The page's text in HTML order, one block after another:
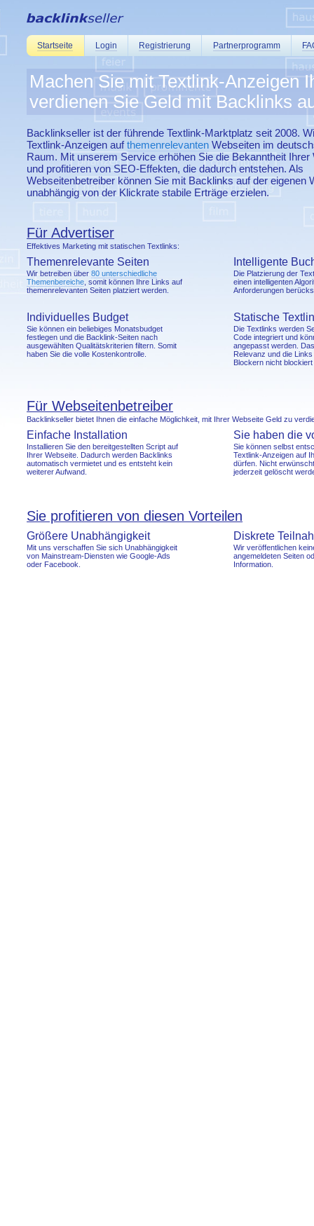
Startseite Login Registrierung Partnerprogramm
Machen Sie mit Textlink-Anzeigen
verdienen Sie Geld mit Backlinks
Backlinkseller ist der führende Textlink-Marktplatz seit 2008.
Textlink-Anzeigen aufthemenrelevanten Webseiten im
Raum. Mit unserem Service erhöhen Sie die Bekanntheit Ihrer
und profitieren von SEO-Effekten, die dadurch entstehen. Als
Webseitenbetreiber können Sie mit Backlinks auf der eigenen
unabhängig von der Klickrate stabile Erträge erzielen.
Für Advertiser
Effektives Marketing mit statischen Textlinks:
Themenrelevante Seiten
Wir betreiben über80 unterschiedliche
Themenbereiche , somit können Ihre Links auf
themenrelevanten Seiten platziert werden.
Intelligente
Die Platzierung der
einen intelligenten
Anforderungen
Individuelles Budget
Sie können ein beliebiges Monatsbudget
festlegen und die Backlink-Seiten nach
ausgewählten Qualitätskriterien filtern. Somit
haben Sie die volle Kostenkontrolle.
Statische
Die Textlinks werden
Code integriert und
angepasst werden.
Relevanz und die
Blockern nicht
Für Webseitenbetreiber
Backlinkseller bietet Ihnen die einfache Möglichkeit, mit Ihrer Webseite Geld zu
Einfache Installation
Installieren Sie den bereitgestellten Script auf
Ihrer Webseite. Dadurch werden Backlinks
automatisch vermietet und es entsteht kein
weiterer Aufwand.
Sie haben die
Sie können selbst
Textlink-Anzeigen auf
dürfen. Nicht
jederzeit gelöscht
Sie profitieren von diesen Vorteilen
Größere Unabhängigkeit
Mit uns verschaffen Sie sich Unabhängigkeit
von Mainstream-Diensten wie Google-Ads
oder Facebook.
Diskrete
Wir veröffentlichen
angemeldeten Seiten
Information.